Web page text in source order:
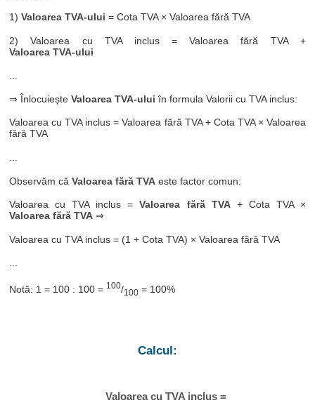
1)Valoarea TVA-ului = Cota TVA × Valoarea fără TVA
2) Valoarea cu TVA inclus = Valoarea fără TVA +
Valoarea TVA-ului
...
⇒ ÎnlocuieșteValoarea TVA-ului în formula Valorii cu TVA inclus:
Valoarea cu TVA inclus = Valoarea fără TVA + Cota TVA × Valoarea
fără TVA
Observăm căValoarea fără TVA este factor comun:
Valoarea cu TVA inclus =Valoarea fără TVA+ Cota TVA ×
Valoarea fără TVA ⇒
Valoarea cu TVA inclus = (1 + Cota TVA) × Valoarea fără TVA
Notă: 1 = 100 : 100 = 100/100 = 100%
Calcul:
Valoarea cu TVA inclus =